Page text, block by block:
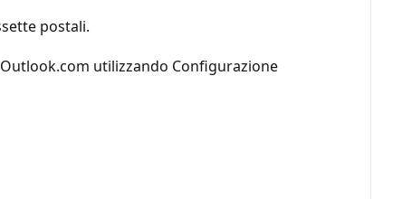
postali.
utilizzando Configurazione